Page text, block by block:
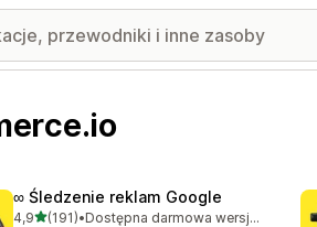
∞ Śledzenie reklam Google
4,9na 5 gwiazdek
(191)•
Dostępna darmowa wersja próbna